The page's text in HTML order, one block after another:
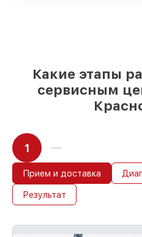
Какие этапы
сервисным
1
Прием и доставка
Результат